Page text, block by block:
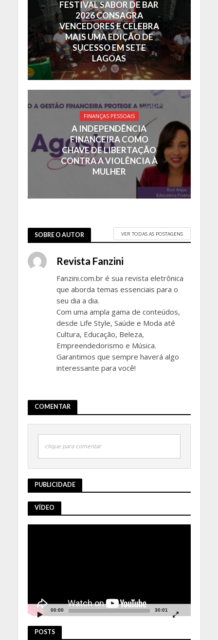
FESTIVAL SABOR DE BAR
2026 CONSAGRA
VENCEDORES E CELEBRA
MAIS UMA EDIÇÃO DE
SUCESSO EM SETE
LAGOAS
FINANÇAS PESSOAIS
A INDEPENDÊNCIA
FINANCEIRA COMO
CHAVE DE LIBERTAÇÃO
CONTRA A VIOLÊNCIA À
MULHER
SOBRE O AUTOR VER TODAS AS POSTAGENS
Revista Fanzini
Fanzini.com.br é sua revista eletrônica
que aborda temas essenciais para o
seu dia a dia.
Com uma ampla gama de conteúdos,
desde Life Style, Saúde e Moda até
Cultura, Educação, Beleza,
Empreendedorismo e Música.
Garantimos que sempre haverá algo
interessante para você!
COMENTAR
clique para comentar
PUBLICIDADE
VÍDEO
00:00 30:01
POSTS